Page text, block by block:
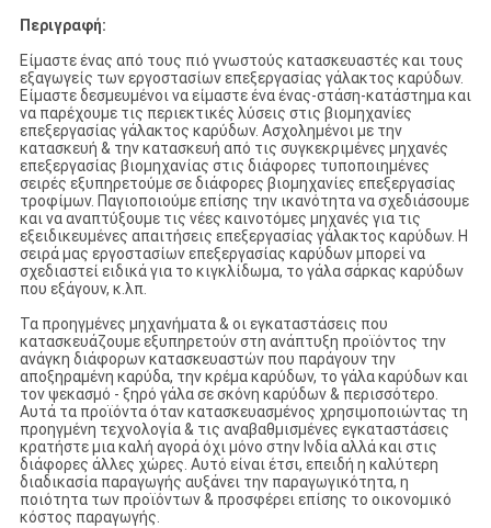
Περιγραφή:
Είμαστε ένας από τους πιό γνωστούς κατασκευαστές και τους
εξαγωγείς των εργοστασίων επεξεργασίας γάλακτος καρύδων.
Είμαστε δεσμευμένοι να είμαστε ένα ένας-στάση-κατάστημα και
να παρέχουμε τις περιεκτικές λύσεις στις βιομηχανίες
επεξεργασίας γάλακτος καρύδων. Ασχολημένοι με την
κατασκευή & την κατασκευή από τις συγκεκριμένες μηχανές
επεξεργασίας βιομηχανίας στις διάφορες τυποποιημένες
σειρές εξυπηρετούμε σε διάφορες βιομηχανίες επεξεργασίας
τροφίμων. Παγιοποιούμε επίσης την ικανότητα να σχεδιάσουμε
και να αναπτύξουμε τις νέες καινοτόμες μηχανές για τις
εξειδικευμένες απαιτήσεις επεξεργασίας γάλακτος καρύδων. Η
σειρά μας εργοστασίων επεξεργασίας καρύδων μπορεί να
σχεδιαστεί ειδικά για το κιγκλίδωμα, το γάλα σάρκας καρύδων
που εξάγουν, κ.λπ.
Τα προηγμένες μηχανήματα & οι εγκαταστάσεις που
κατασκευάζουμε εξυπηρετούν στη ανάπτυξη προϊόντος την
ανάγκη διάφορων κατασκευαστών που παράγουν την
αποξηραμένη καρύδα, την κρέμα καρύδων, το γάλα καρύδων και
τον ψεκασμό - ξηρό γάλα σε σκόνη καρύδων & περισσότερο.
Αυτά τα προϊόντα όταν κατασκευασμένος χρησιμοποιώντας τη
προηγμένη τεχνολογία & τις αναβαθμισμένες εγκαταστάσεις
κρατήστε μια καλή αγορά όχι μόνο στην Ινδία αλλά και στις
διάφορες άλλες χώρες. Αυτό είναι έτσι, επειδή η καλύτερη
διαδικασία παραγωγής αυξάνει την παραγωγικότητα, η
ποιότητα των προϊόντων & προσφέρει επίσης το οικονομικό
κόστος παραγωγής.